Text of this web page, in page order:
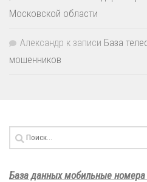
Московской области
Александр к записи База
мошенников
Найти:
База данных мобильные номера